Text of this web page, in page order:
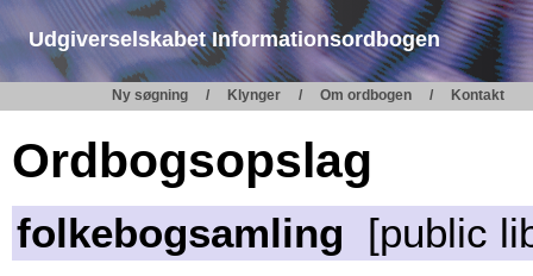
Udgiverselskabet Informationsordbogen
Ny søgning Klynger Om ordbogen Kontakt
Ordbogsopslag
folkebogsamling [public